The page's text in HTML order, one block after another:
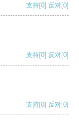
支持[0] 反对[0]
支持[0] 反对[0]
支持[0] 反对[0]